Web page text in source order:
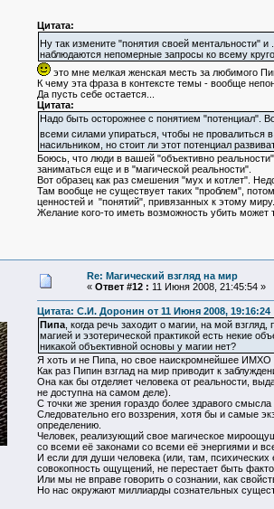
Цитата:
Ну так измените "понятия своей ментальности"
наблюдаются непомерные запросы ко всему
это мне мелкая женская месть за любимого
К чему эта фраза в контексте темы - вообще
Да пусть себе остается...
Цитата:
Надо быть осторожнее с понятием "потенциал".
всеми силами упираться, чтобы не провалиться
насильником, но стоит ли этот потенциал
Боюсь, что люди в вашей "объективно
заниматься еще и в "магической реальности".
Вот образец как раз смешения "мух и котлет".
Там вообще не существует таких "проблем",
ценностей и "понятий", привязанных к этому
Желание кого-то иметь возможность убить может
Re: Магический взгляд на мир
« Ответ #12 : 11 Июня 2008, 21:45:54 »
Цитата: С.И. Доронин от 11 Июня 2008, 19:16:24
Пипа, когда речь заходит о магии, на мой
магией и эзотерической практикой есть некие
никакой объективной основы у магии нет?
Я хоть и не Пипа, но свое наискромнейшее ИМХО
Как раз Пипин взглад на мир приводит к
Она как бы отделяет человека от реальности,
не доступна на самом деле).
С точки же зрения гораздо более здравого
Следовательно его воззрения, хотя бы и самые
определению.
Человек, реализующий свое магическое
со всеми её законами со всеми её энергиями и
И если для души человека (или, там,
совокопность ощущений, не перестает быть
Или мы не вправе говорить о сознании, как
Но нас окружают миллиарды сознательных